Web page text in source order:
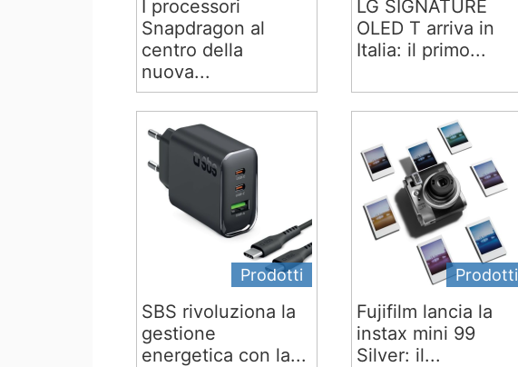
I processori
Snapdragon al
centro della
nuova...
LG SIGNATURE
OLED T arriva in
Italia: il primo...
Prodotti
SBS rivoluziona la
gestione
energetica con la...
Prodotti
Fujifilm lancia la
instax mini 99
Silver: il...